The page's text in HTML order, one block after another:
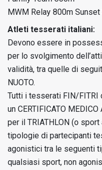
MWM Relay 800m
Atleti tesserati italiani:
Devono essere in
per lo svolgimento
validità, tra quelle di
NUOTO.
Tutti i tesserati FIN/FITRI
un CERTIFICATO
per il TRIATHLON (o
tipologie di partecipanti
agonistici tra le seguenti
qualsiasi sport, non